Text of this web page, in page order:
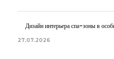
Дизайн интерьера спа-зоны в
27.07.2026